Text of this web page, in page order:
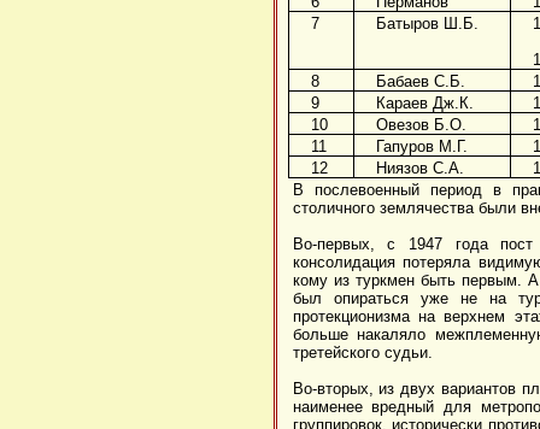
7
Батыров Ш.Б.
8
Бабаев С.Б.
9
Караев Дж.К.
10
Овезов Б.О.
11
Гапуров М.Г.
12
Ниязов С.А.
В послевоенный период в
столичного землячества были
Во-первых, с 1947 года пост
консолидация потеряла
кому из туркмен быть первым.
был опираться уже не на
протекционизма на верхнем
больше накаляло
третейского судьи.
Во-вторых, из двух вариантов
наименее вредный для
группировок, исторически